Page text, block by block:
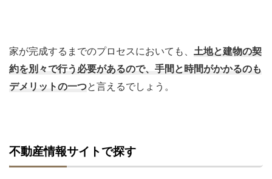
家が完成するまでのプロセスにおいても、 土地と建物の契
約を別々で行う必要があるので、手間と時間がかかるのも
デメリットの一つと言えるでしょう。
不動産情報サイトで探す